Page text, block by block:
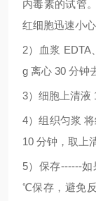
内毒素的试管
红细胞迅速小心
2）血浆 EDTA
g 离心 30 分钟
3）细胞上清液
4）组织匀浆
10 分钟，取上
5）保存------如
℃保存，避免